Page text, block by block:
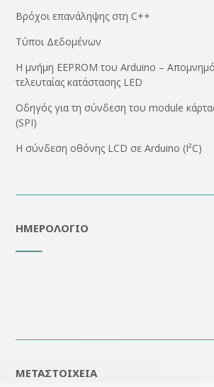
Βρόχοι επανάληψης στη C++
Τύποι Δεδομένων
Η μνήμη EEPROM του Arduino –
τελευταίας κατάστασης LED
Οδηγός για τη σύνδεση του module
(SPI)
H σύνδεση οθόνης LCD σε Arduino (I²C)
ΗΜΕΡΟΛΌΓΙΟ
ΜΕΤΑΣΤΟΙΧΕΊΑ